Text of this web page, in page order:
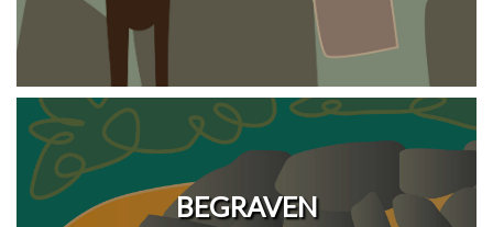
BEGRAVEN